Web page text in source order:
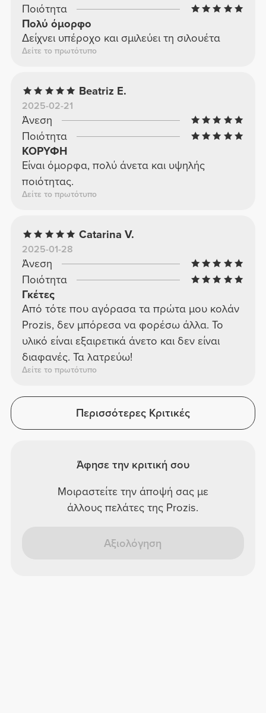
Ποιότητα
Πολύ όμορφο
Δείχνει υπέροχο και σμιλεύει τη σιλουέτα
Δείτε το πρωτότυπο
Beatriz E.
2025-02-21
Άνεση
Ποιότητα
ΚΟΡΥΦΗ
Είναι όμορφα, πολύ άνετα και υψηλής
ποιότητας.
Δείτε το πρωτότυπο
Catarina V.
2025-01-28
Άνεση
Ποιότητα
Γκέτες
Από τότε που αγόρασα τα πρώτα μου κολάν
Prozis, δεν μπόρεσα να φορέσω άλλα. Το
υλικό είναι εξαιρετικά άνετο και δεν είναι
διαφανές. Τα λατρεύω!
Δείτε το πρωτότυπο
Περισσότερες Κριτικές
Άφησε την κριτική σου
Μοιραστείτε την άποψή σας με
άλλους πελάτες της Prozis.
Αξιολόγηση